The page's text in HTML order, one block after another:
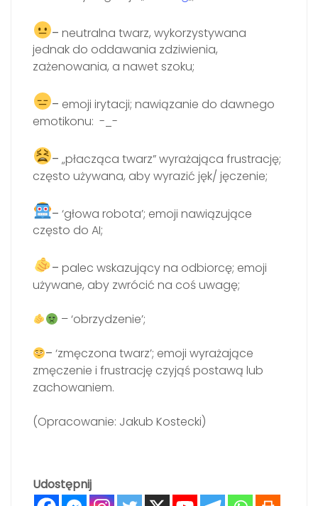
– neutralna twarz, wykorzystywana
jednak do oddawania zdziwienia,
zażenowania, a nawet szoku;
– emoji irytacji; nawiązanie do dawnego
emotikonu: -_-
– „płacząca twarz” wyrażająca frustrację;
często używana, aby wyrazić jęk/ jęczenie;
– ‘głowa robota’; emoji nawiązujące
często do AI;
– palec wskazujący na odbiorcę; emoji
używane, aby zwrócić na coś uwagę;
– ‘obrzydzenie’;
– ‘zmęczona twarz’; emoji wyrażające
zmęczenie i frustrację czyjąś postawą lub
zachowaniem.
(Opracowanie: Jakub Kostecki)
Udostępnij